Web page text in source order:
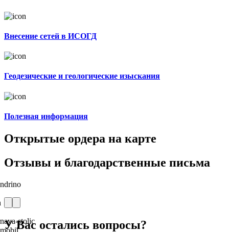
Внесение сетей в ИСОГД
Геодезические и геологические изыскания
Полезная информация
Открытые ордера на карте
Отзывы и благодарственные письма
У Вас остались вопросы?